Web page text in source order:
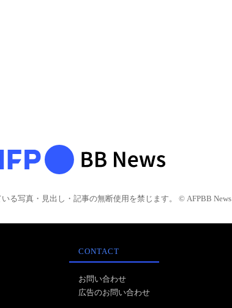
いる写真・見出し・記事の無断使用を禁じます。 © AFPBB News
CONTACT
お問い合わせ
広告のお問い合わせ